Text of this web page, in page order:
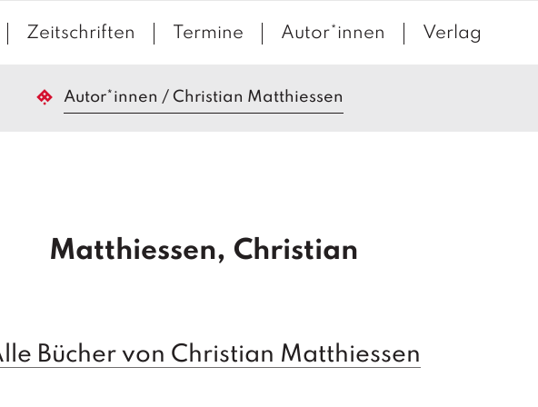
Zeitschriften Termine Autor*innen Verlag
Autor*innen / Christian Matthiessen
Matthiessen, Christian
Bücher von Christian Matthiessen